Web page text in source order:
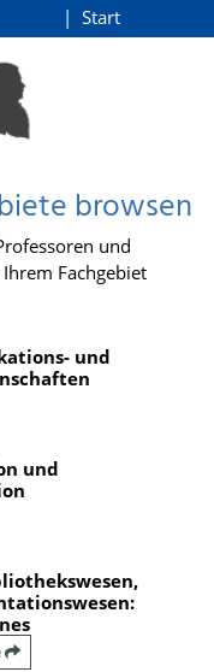
Start
browsen
und
Fachgebiet
und
und